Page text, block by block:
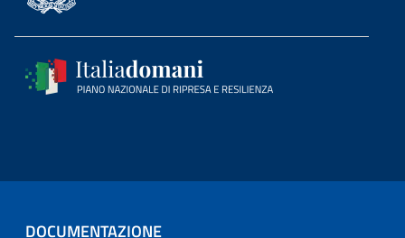
DOCUMENTAZIONE